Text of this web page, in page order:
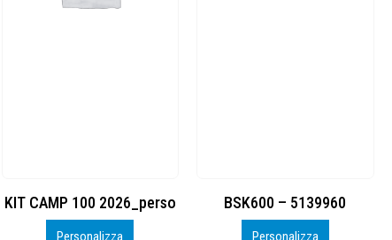
BSK600 – 5139960
Personalizza
DTF
Personalizza